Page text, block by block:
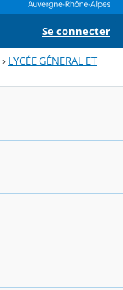
Se connecter
› LYCÉE GÉNERAL ET